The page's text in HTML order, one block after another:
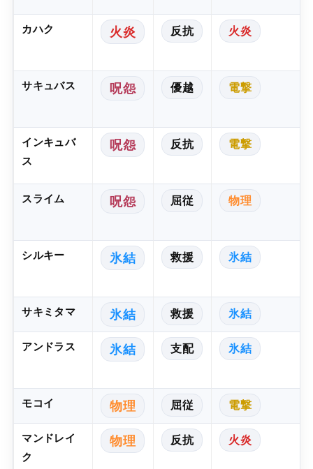
カハク 火炎 反抗 火炎
サキュバス 呪怨 優越 電撃
インキュバ
ス
呪怨 反抗 電撃
スライム 呪怨 屈従 物理
シルキー 氷結 救援 氷結
サキミタマ 氷結 救援 氷結
アンドラス 氷結 支配 氷結
モコイ 物理 屈従 電撃
マンドレイ
ク
物理 反抗 火炎